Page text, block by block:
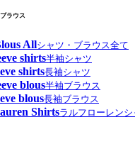
ラウス
Allシャツ・ブラウス全て
shirts半袖シャツ
shirts長袖シャツ
blous半袖ブラウス
blous長袖ブラウス
Shirtsラルフローレンシ